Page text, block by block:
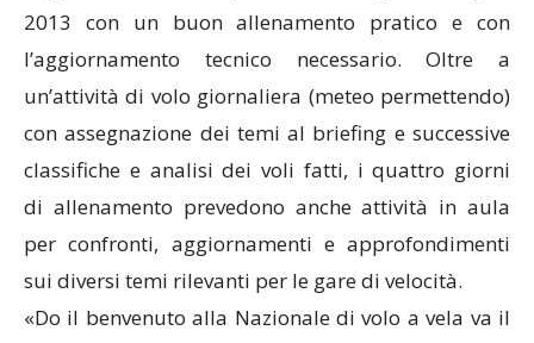
2013 con un buon allenamento pratico e con
l’aggiornamento tecnico necessario.Oltre a
un’attività di volo giornaliera (meteo permettendo)
con assegnazione dei temi al briefing e successive
classifiche e analisi dei voli fatti, i quattro giorni
di allenamento prevedono anche attività in aula
per confronti, aggiornamenti e approfondimenti
sui diversi temi rilevanti per le gare di velocità.
«Do il benvenuto alla Nazionale di volo a vela va il